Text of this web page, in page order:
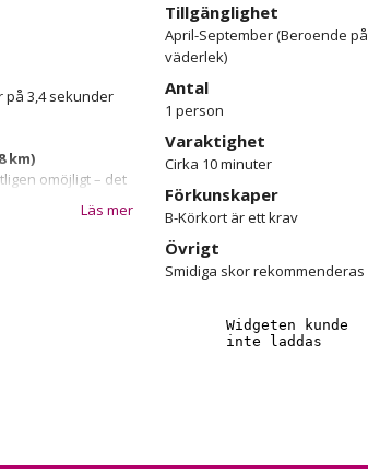
på 3,4 sekunder
km)
omöjligt – det
på 570 HK.
Läs mer
Tillgänglighet
April-September (Beroende på
väderlek)
Antal
1 person
Varaktighet
Cirka 10 minuter
Förkunskaper
B-Körkort är ett krav
Övrigt
Smidiga skor rekommenderas